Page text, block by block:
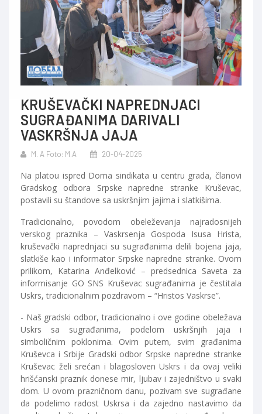
KRUŠEVAČKI NAPREDNJACI
SUGRAĐANIMA DARIVALI
VASKRŠNJA JAJA
M. A Foto: M.A 20-04-2025
Na platou ispred Doma sindikata u centru grada, članovi
Gradskog odbora Srpske napredne stranke Kruševac,
postavili su štandove sa uskršnjim jajima i slatkišima.
Tradicionalno, povodom obeleževanja najradosnijeh
verskog praznika – Vaskrsenja Gospoda Isusa Hrista,
kruševački naprednjaci su sugrađanima delili bojena jaja,
slatkiše kao i informator Srpske napredne stranke. Ovom
prilikom, Katarina Anđelković – predsednica Saveta za
informisanje GO SNS Kruševac sugrađanima je čestitala
Uskrs, tradicionalnim pozdravom – “Hristos Vaskrse”.
- Naš gradski odbor, tradicionalno i ove godine obeležava
Uskrs sa sugrađanima, podelom uskršnjih jaja i
simboličnim poklonima. Ovim putem, svim građanima
Kruševca i Srbije Gradski odbor Srpske napredne stranke
Kruševac želi srećan i blagosloven Uskrs i da ovaj veliki
hrišćanski praznik donese mir, ljubav i zajedništvo u svaki
dom. U ovom prazničnom danu, pozivam sve sugrađane
da podelimo radost Uskrsa i da zajedno nastavimo da